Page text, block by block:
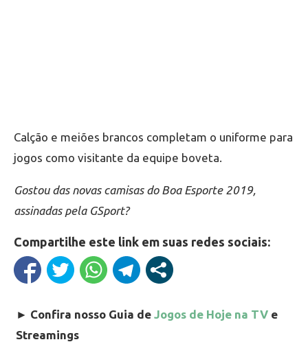
Calção e meiões brancos completam o uniforme para
jogos como visitante da equipe boveta.
Gostou das novas camisas do Boa Esporte 2019,
assinadas pela GSport?
Compartilhe este link em suas redes sociais:
► Confira nosso Guia de Jogos de Hoje na TV e
Streamings